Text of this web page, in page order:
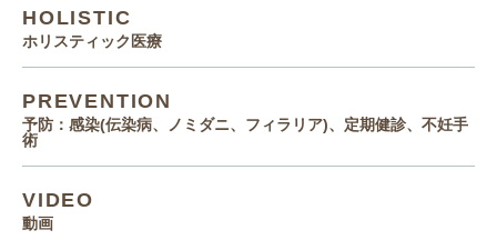
HOLISTIC
ホリスティック医療
PREVENTION
予防：感染(伝染病、ノミダニ、フィラリア)、定期健診、不妊手
術
VIDEO
動画